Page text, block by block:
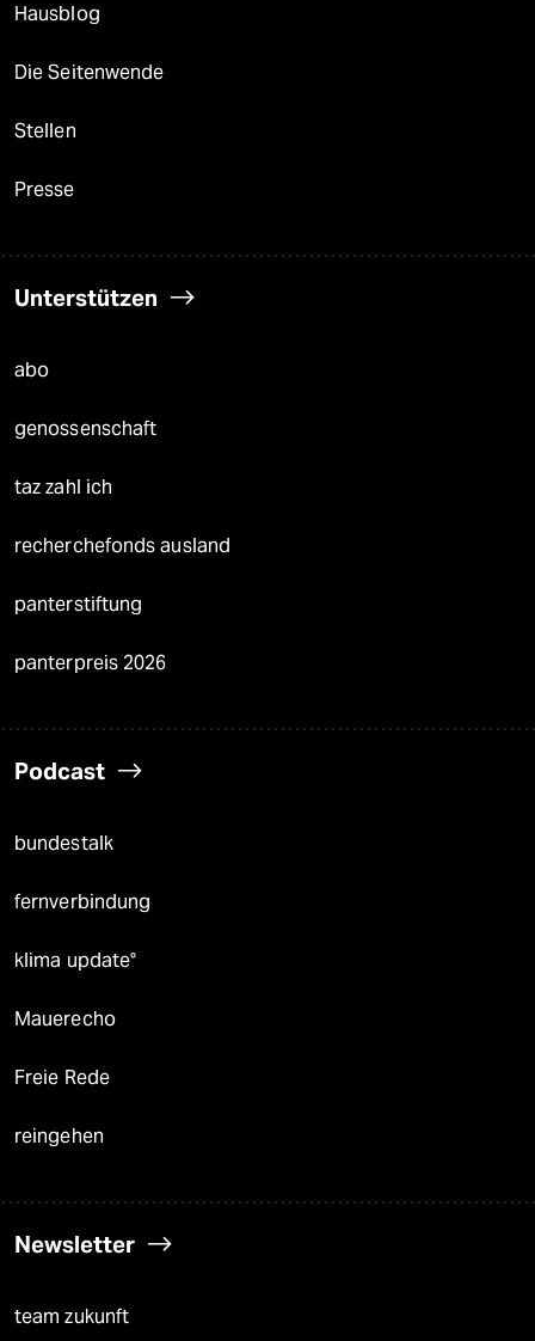
Hausblog
Die Seitenwende
Stellen
Presse
Unterstützen
abo
genossenschaft
taz zahl ich
recherchefonds ausland
panterstiftung
panterpreis 2026
Podcast
bundestalk
fernverbindung
klima update°
Mauerecho
Freie Rede
reingehen
Newsletter
team zukunft